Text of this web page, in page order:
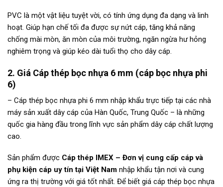
PVC là một vật liệu tuyệt vời, có tính ứng dụng đa dạng và linh
hoạt. Giúp hạn chế tối đa được sự nứt cáp, tăng khả năng
chống mài mòn, ăn mòn của môi trường, ngăn ngừa hư hỏng
nghiêm trọng và giúp kéo dài tuổi thọ cho dây cáp.
2. Giá Cáp thép bọc nhựa 6 mm (cáp bọc nhựa phi
6)
– Cáp thép bọc nhựa phi 6 mm nhập khẩu trực tiếp tại các nhà
máy sản xuất dây cáp của Hàn Quốc, Trung Quốc – là những
quốc gia hàng đầu trong lĩnh vực sản phẩm dây cáp chất lượng
cao.
Sản phẩm được Cáp thép IMEX – Đơn vị cung cấp cáp và
phụ kiện cáp uy tín tại Việt Nam nhập khẩu tận nơi và cung
ứng ra thị trường với giá tốt nhất. Để biết giá cáp thép bọc nhựa